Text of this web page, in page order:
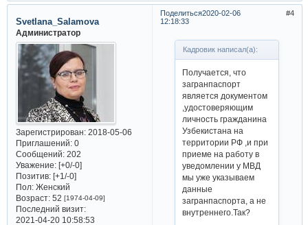
Поделиться 4
2020-02-06
12:18:33
Svetlana_Salamova
Администратор
Зарегистрирован: 2018-05-06
Приглашений:0
Сообщений:202
Уважение: [+0/-0]
Позитив: [+1/-0]
Пол:Женский
Возраст:52 [1974-04-09]
Последний визит:
2021-04-20 10:58:53
Кадровик написал(а):
Получается, что
загранпаспорт
является документом
,удостоверяющим
личность гражданина
Узбекистана на
территории РФ ,и при
приеме на работу в
уведомлении у МВД
мы уже указываем
данные
загранпаспорта, а не
внутреннего.Так?